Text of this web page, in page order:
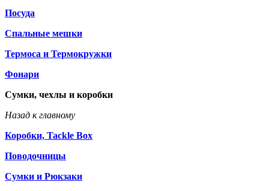
Посуда
Спальные мешки
Термоса и Термокружки
Фонари
Сумки, чехлы и коробки
Назад к главному
Коробки, Tackle Box
Поводочницы
Сумки и Рюкзаки